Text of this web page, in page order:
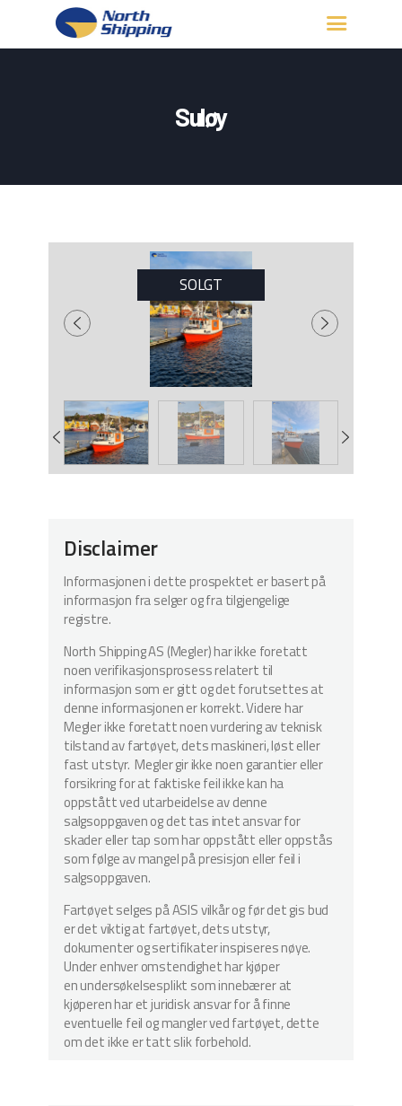
Suløy
KONTAKT OSS
SOLGT
Disclaimer
Informasjonen i dette prospektet er basert på
informasjon fra selger og fra tilgjengelige
registre.
North Shipping AS (Megler) har ikke foretatt
noen verifikasjonsprosess relatert til
informasjon som er gitt og det forutsettes at
denne informasjonen er korrekt. Videre har
Megler ikke foretatt noen vurdering av teknisk
tilstand av fartøyet, dets maskineri, løst eller
fast utstyr. Megler gir ikke noen garantier eller
forsikring for at faktiske feil ikke kan ha
oppstått ved utarbeidelse av denne
salgsoppgaven og det tas intet ansvar for
skader eller tap som har oppstått eller oppstås
som følge av mangel på presisjon eller feil i
salgsoppgaven.
Fartøyet selges på ASIS vilkår og før det gis bud
er det viktig at fartøyet, dets utstyr,
dokumenter og sertifikater inspiseres nøye.
Under enhver omstendighet har kjøper
en undersøkelsesplikt som innebærer at
kjøperen har et juridisk ansvar for å finne
eventuelle feil og mangler ved fartøyet, dette
om det ikke er tatt slik forbehold.